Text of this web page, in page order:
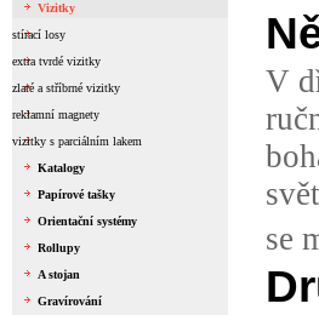
V
se
Vizitky
stírací losy
extra tvrdé vizitky
zlaté a stříbrné vizitky
reklamní magnety
vizitky s parciálním lakem
Katalogy
Papírové tašky
Orientační systémy
Rollupy
A stojan
Gravírování